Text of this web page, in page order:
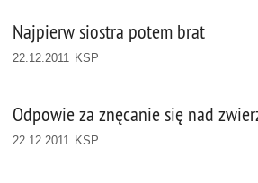
Najpierw siostra potem brat
22.12.2011 KSP
Odpowie za znęcanie się nad
22.12.2011 KSP